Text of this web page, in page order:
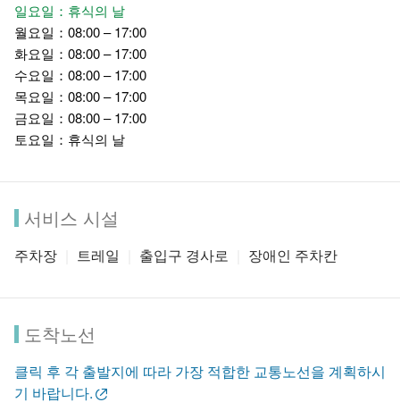
일요일：휴식의 날
월요일：08:00 – 17:00
화요일：08:00 – 17:00
수요일：08:00 – 17:00
목요일：08:00 – 17:00
금요일：08:00 – 17:00
토요일：휴식의 날
서비스 시설
주차장 트레일 출입구 경사로 장애인 주차칸
도착노선
클릭 후 각 출발지에 따라 가장 적합한 교통노선을 계획하시
기 바랍니다.